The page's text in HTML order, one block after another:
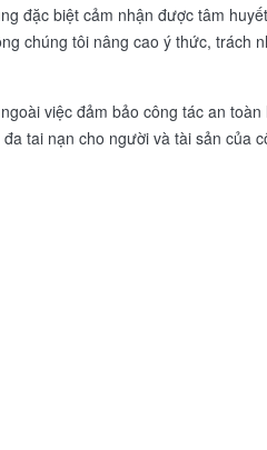
đặc biệt cảm nhận được tâm
chúng tôi nâng cao ý thức, trách
việc đảm bảo công tác an
tai nạn cho người và tài sản của